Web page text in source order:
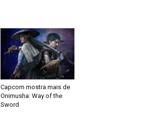
Capcom mostra mais de
Onimusha: Way of the
Sword